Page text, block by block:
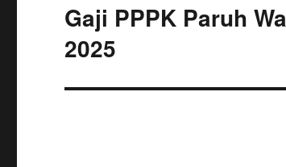
Next
post:
Gaji PPPK Paruh
2025